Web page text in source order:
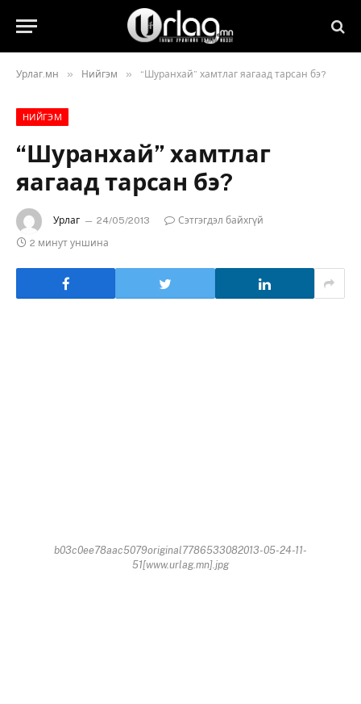
Урлаг.мн » Нийгэм » “Шуранхай” хамтлаг яагаад тарсан бэ?
НИЙГЭМ
“Шуранхай” хамтлаг
яагаад тарсан бэ?
Урлаг 24/05/2013
Сэтгэгдэл байхгүй
2 минут уншина
b03c0ee78aac5079original7786533082013-05-24-11-
51[www.urlag.mn].jpg